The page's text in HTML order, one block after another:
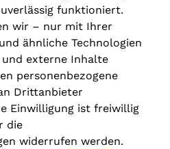
funktioniert.
wir – nur mit Ihrer
ähnliche Technologien
externe Inhalte
personenbezogene
Drittanbieter
Einwilligung ist freiwillig
die
widerrufen werden.